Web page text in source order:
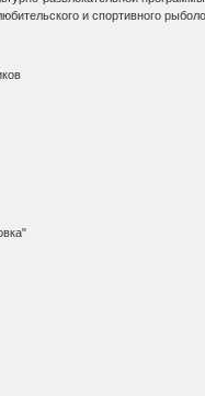
и спортивного